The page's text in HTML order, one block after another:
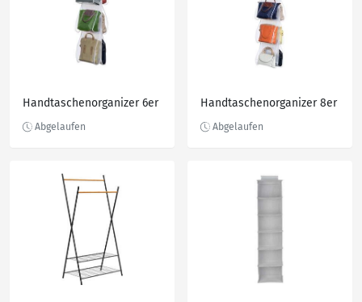
Handtaschenorganizer 6er Handtaschenorganizer 8er